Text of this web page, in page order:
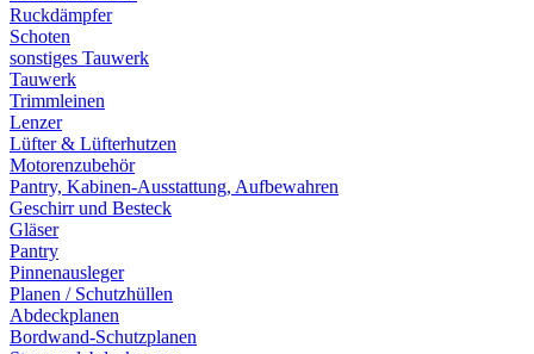
Ruckdämpfer
Schoten
sonstiges Tauwerk
Tauwerk
Trimmleinen
Lenzer
Lüfter & Lüfterhutzen
Motorenzubehör
Pantry, Kabinen-Ausstattung, Aufbewahren
Geschirr und Besteck
Gläser
Pantry
Pinnenausleger
Planen / Schutzhüllen
Abdeckplanen
Bordwand-Schutzplanen